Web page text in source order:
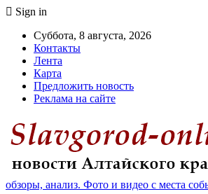
Sign in
Суббота, 8 августа, 2026
Контакты
Лента
Карта
Предложить новость
Реклама на сайте
обзоры, анализ. Фото и видео с места